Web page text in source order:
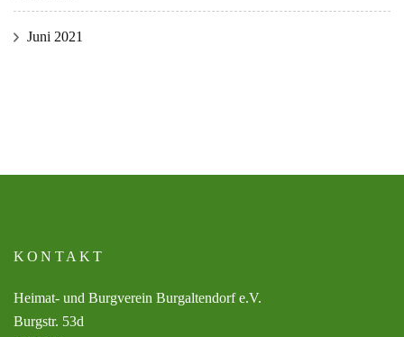
Juni 2021
KONTAKT
Heimat- und Burgverein Burgaltendorf e.V.
Burgstr. 53d